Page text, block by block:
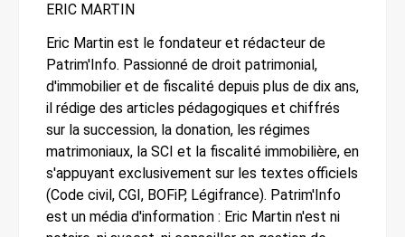
ERIC MARTIN
Eric Martin est le fondateur et rédacteur de
Patrim'Info. Passionné de droit patrimonial,
d'immobilier et de fiscalité depuis plus de dix ans,
il rédige des articles pédagogiques et chiffrés
sur la succession, la donation, les régimes
matrimoniaux, la SCI et la fiscalité immobilière, en
s'appuyant exclusivement sur les textes officiels
(Code civil, CGI, BOFiP, Légifrance). Patrim'Info
est un média d'information : Eric Martin n'est ni